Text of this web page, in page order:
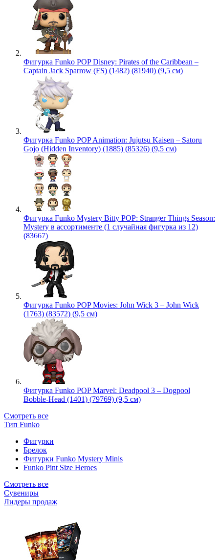
Фигурка Funko POP Disney: Pirates of the Caribbean –
Captain Jack Sparrow (FS) (1482) (81940) (9,5 см)
Фигурка Funko POP Animation: Jujutsu Kaisen – Satoru
Gojo (Hidden Inventory) (1885) (85326) (9,5 см)
Фигурка Funko Mystery Bitty POP: Stranger Things Season:
Mystery в ассортименте (1 случайная фигурка из 12)
(83667)
Фигурка Funko POP Movies: John Wick 3 – John Wick
(1763) (83572) (9,5 см)
Фигурка Funko POP Marvel: Deadpool 3 – Dogpool
Bobble-Head (1401) (79769) (9,5 см)
Смотреть все
Тип Funko
Фигурки
Брелок
Фигурки Funko Mystery Minis
Funko Pint Size Heroes
Смотреть все
Сувениры
Лидеры продаж